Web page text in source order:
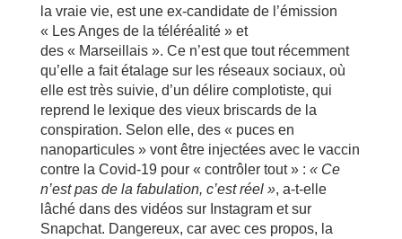
la vraie vie, est une ex-candidate de l’émission
« Les Anges de la téléréalité » et
des « Marseillais ». Ce n’est que tout récemment
qu’elle a fait étalage sur les réseaux sociaux, où
elle est très suivie, d’un délire complotiste, qui
reprend le lexique des vieux briscards de la
conspiration. Selon elle, des « puces en
nanoparticules » vont être injectées avec le vaccin
contre la Covid-19 pour « contrôler tout » : « Ce
n’est pas de la fabulation, c’est réel », a-t-elle
lâché dans des vidéos sur Instagram et sur
Snapchat. Dangereux, car avec ces propos, la